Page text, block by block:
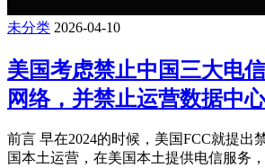
未分类 2026-04-10
美国考虑禁止中国三大电
网络，并禁止运营数据中心
前言 早在2024的时候，美国FCC就提出
国本土运营，在美国本土提供电信服务